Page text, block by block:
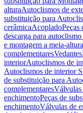
alturaAutoclismos de
substituição para
cerâmicaAcopladoPeças
descarga para
e montagem a meia-altura
complementaresVedantes
interiorAutoclismos de
Autoclismos de interior
de substituição para
complementaresVálvulas
enchimentoPeças de
enchimentoVálvulas de